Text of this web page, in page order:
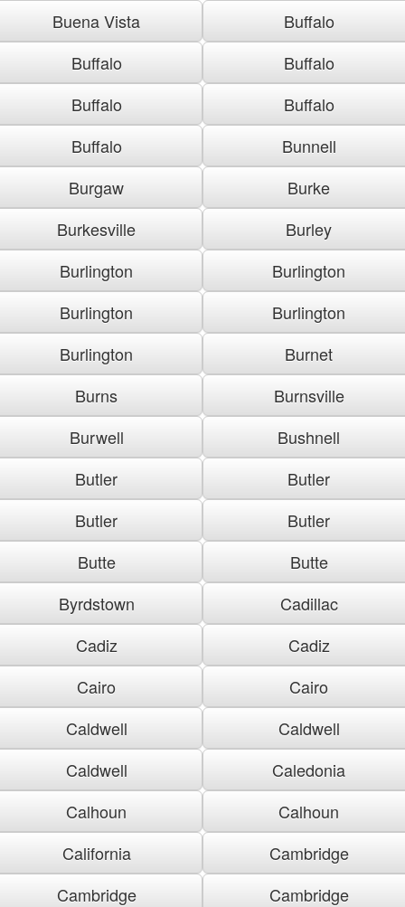
Buena Vista
Buffalo
Buffalo
Buffalo
Buffalo
Buffalo
Buffalo
Bunnell
Burgaw
Burke
Burkesville
Burley
Burlington
Burlington
Burlington
Burlington
Burlington
Burnet
Burns
Burnsville
Burwell
Bushnell
Butler
Butler
Butler
Butler
Butte
Butte
Byrdstown
Cadillac
Cadiz
Cadiz
Cairo
Cairo
Caldwell
Caldwell
Caldwell
Caledonia
Calhoun
Calhoun
California
Cambridge
Cambridge
Cambridge